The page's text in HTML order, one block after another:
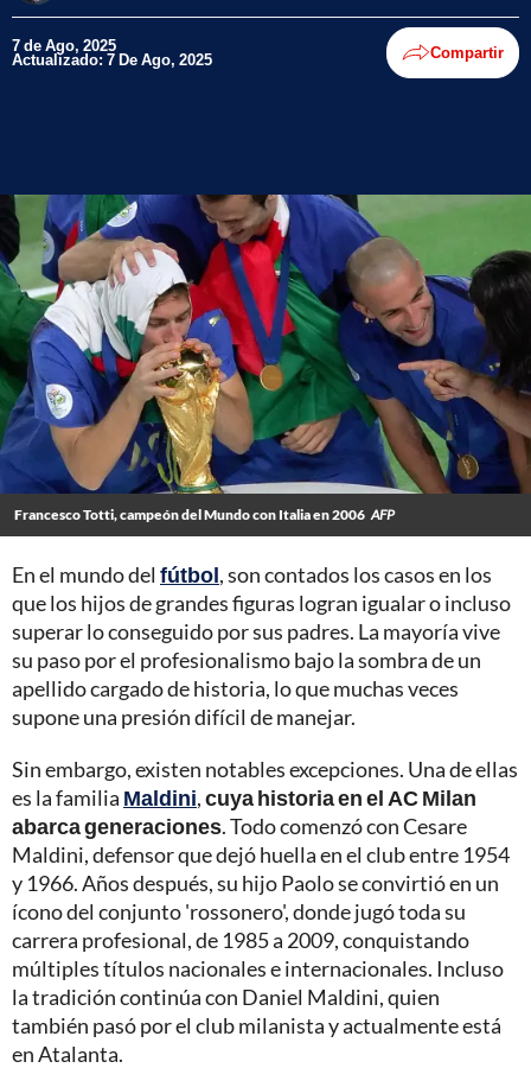
7 de Ago, 2025
Actualizado: 7 De Ago, 2025 Compartir
Francesco Totti, campeón del Mundo con Italia en 2006 AFP
En el mundo del fútbol, son contados los casos en los
que los hijos de grandes figuras logran igualar o incluso
superar lo conseguido por sus padres. La mayoría vive
su paso por el profesionalismo bajo la sombra de un
apellido cargado de historia, lo que muchas veces
supone una presión difícil de manejar.
Sin embargo, existen notables excepciones. Una de ellas
es la familia Maldini,cuya historia en el AC Milan
abarca generaciones. Todo comenzó con Cesare
Maldini, defensor que dejó huella en el club entre 1954
y 1966. Años después, su hijo Paolo se convirtió en un
ícono del conjunto 'rossonero', donde jugó toda su
carrera profesional, de 1985 a 2009, conquistando
múltiples títulos nacionales e internacionales. Incluso
la tradición continúa con Daniel Maldini, quien
también pasó por el club milanista y actualmente está
en Atalanta.